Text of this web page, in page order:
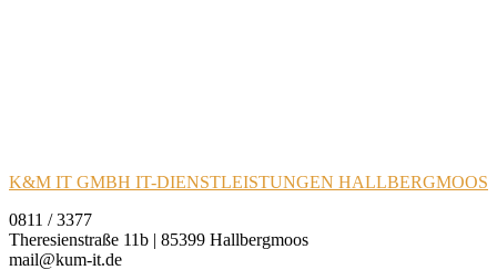
K&M IT GMBH IT-DIENSTLEISTUNGEN HALLBERGMOOS
0811 / 3377
Theresienstraße 11b | 85399 Hallbergmoos
mail@kum-it.de